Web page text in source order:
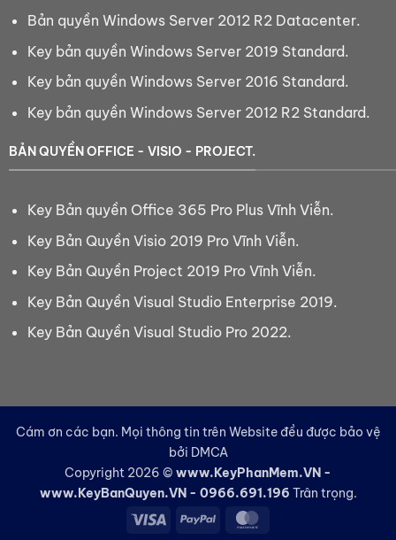
Bản quyền Windows Server 2012 R2 Datacenter.
Key bản quyền Windows Server 2019 Standard.
Key bản quyền Windows Server 2016 Standard.
Key bản quyền Windows Server 2012 R2 Standard.
BẢN QUYỀN OFFICE - VISIO - PROJECT.
Key Bản quyền Office 365 Pro Plus Vĩnh Viễn.
Key Bản Quyền Visio 2019 Pro Vĩnh Viễn.
Key Bản Quyền Project 2019 Pro Vĩnh Viễn.
Key Bản Quyền Visual Studio Enterprise 2019.
Key Bản Quyền Visual Studio Pro 2022.
Cám ơn các bạn. Mọi thông tin trên Website đều được bảo vệ
bởi DMCA
Copyright 2026 © www.KeyPhanMem.VN -
www.KeyBanQuyen.VN - 0966.691.196 Trân trọng.
Visa
PayPal